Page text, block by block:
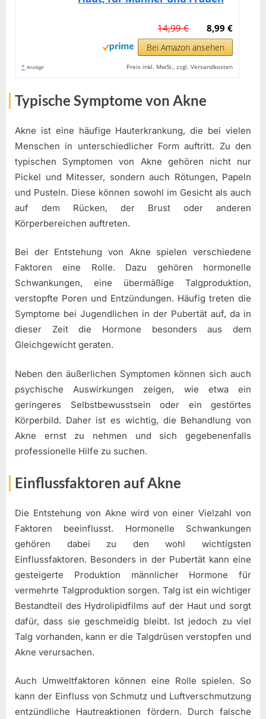
8,99 €
14,99 €
Bei Amazon ansehen
* Anzeige Preis inkl. MwSt., zzgl. Versandkosten
Typische Symptome von Akne
Akne ist eine häufige Hauterkrankung, die bei vielen
Menschen in unterschiedlicher Form auftritt. Zu den
typischen Symptomen von Akne gehören nicht nur
Pickel und Mitesser, sondern auch Rötungen, Papeln
und Pusteln. Diese können sowohl im Gesicht als auch
auf dem Rücken, der Brust oder anderen
Körperbereichen auftreten.
Bei der Entstehung von Akne spielen verschiedene
Faktoren eine Rolle. Dazu gehören hormonelle
Schwankungen, eine übermäßige Talgproduktion,
verstopfte Poren und Entzündungen. Häufig treten die
Symptome bei Jugendlichen in der Pubertät auf, da in
dieser Zeit die Hormone besonders aus dem
Gleichgewicht geraten.
Neben den äußerlichen Symptomen können sich auch
psychische Auswirkungen zeigen, wie etwa ein
geringeres Selbstbewusstsein oder ein gestörtes
Körperbild. Daher ist es wichtig, die Behandlung von
Akne ernst zu nehmen und sich gegebenenfalls
professionelle Hilfe zu suchen.
Einflussfaktoren auf Akne
Die Entstehung von Akne wird von einer Vielzahl von
Faktoren beeinflusst. Hormonelle Schwankungen
gehören dabei zu den wohl wichtigsten
Einflussfaktoren. Besonders in der Pubertät kann eine
gesteigerte Produktion männlicher Hormone für
vermehrte Talgproduktion sorgen. Talg ist ein wichtiger
Bestandteil des Hydrolipidfilms auf der Haut und sorgt
dafür, dass sie geschmeidig bleibt. Ist jedoch zu viel
Talg vorhanden, kann er die Talgdrüsen verstopfen und
Akne verursachen.
Auch Umweltfaktoren können eine Rolle spielen. So
kann der Einfluss von Schmutz und Luftverschmutzung
entzündliche Hautreaktionen fördern. Durch falsche